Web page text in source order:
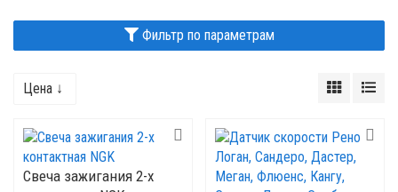
Фильтр по параметрам
Цена ↓
Свеча зажигания 2-х